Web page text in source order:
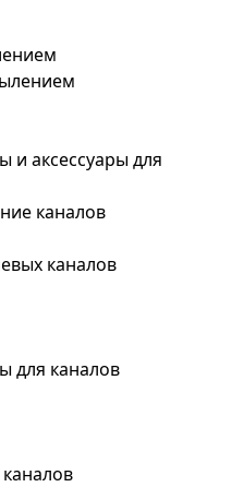
и аксессуары для
каналов
каналов
для каналов